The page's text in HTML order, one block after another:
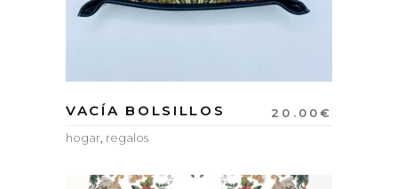
VACÍA BOLSILLOS 20.00€
hogar regalos